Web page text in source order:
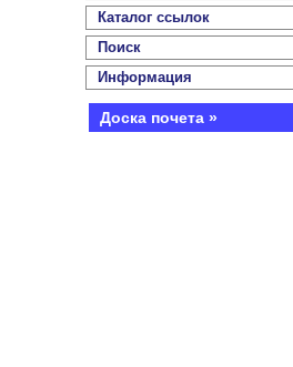
Каталог ссылок
Поиск
Информация
Доска почета »